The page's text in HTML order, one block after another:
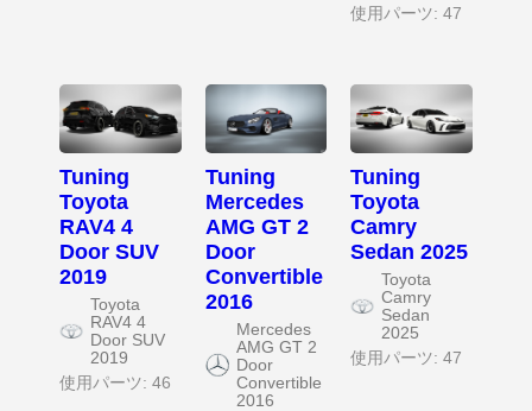
使用パーツ: 47
Tuning
Toyota
RAV4 4
Door SUV
2019
Toyota
RAV4 4
Door SUV
2019
使用パーツ: 46
Tuning
Mercedes
AMG GT 2
Door
Convertible
2016
Mercedes
AMG GT 2
Door
Convertible
2016
Tuning
Toyota
Camry
Sedan 2025
Toyota
Camry
Sedan
2025
使用パーツ: 47